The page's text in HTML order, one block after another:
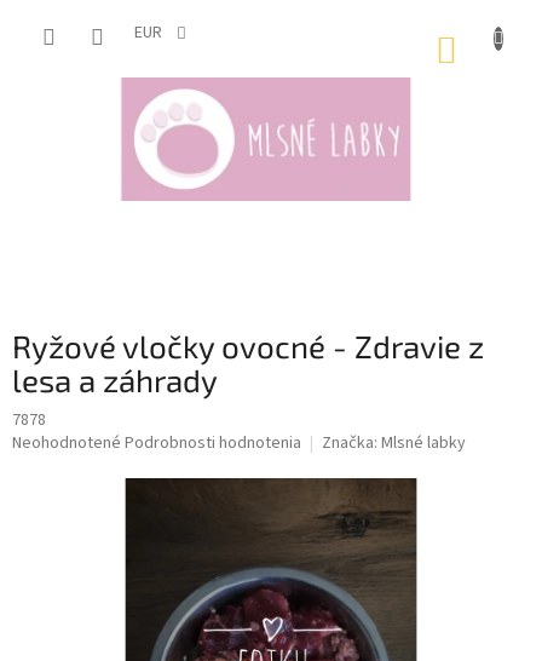
EUR
Ryžové vločky ovocné - Zdravie z
lesa a záhrady
7878
Priemerné
Neohodnotené Podrobnosti hodnotenia Značka: Mlsné labky